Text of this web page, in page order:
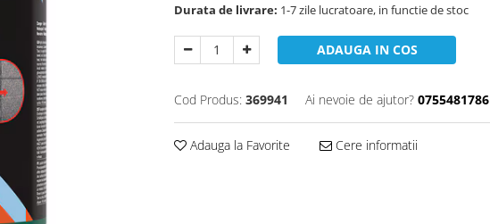
Durata de livrare: 1-7 zile lucratoare, in functie de stoc
ADAUGA IN COS
Cod Produs: 369941 Ai nevoie de ajutor? 0755481786
Adauga la Favorite Cere informatii